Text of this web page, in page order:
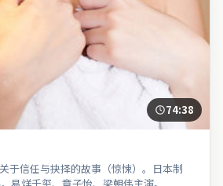
74:38
于信任与抉择的故事（惊悚）。日本制